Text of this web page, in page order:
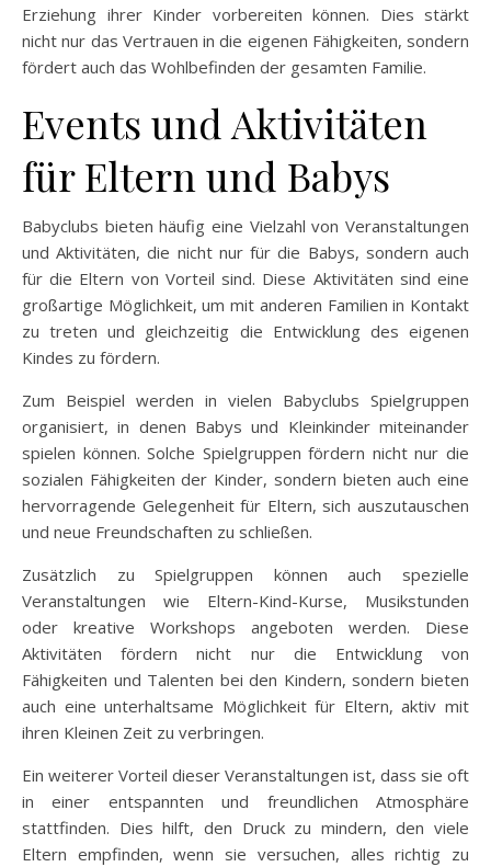
Erziehung ihrer Kinder vorbereiten können. Dies stärkt
nicht nur das Vertrauen in die eigenen Fähigkeiten, sondern
fördert auch das Wohlbefinden der gesamten Familie.
Events und Aktivitäten
für Eltern und Babys
Babyclubs bieten häufig eine Vielzahl von Veranstaltungen
und Aktivitäten, die nicht nur für die Babys, sondern auch
für die Eltern von Vorteil sind. Diese Aktivitäten sind eine
großartige Möglichkeit, um mit anderen Familien in Kontakt
zu treten und gleichzeitig die Entwicklung des eigenen
Kindes zu fördern.
Zum Beispiel werden in vielen Babyclubs Spielgruppen
organisiert, in denen Babys und Kleinkinder miteinander
spielen können. Solche Spielgruppen fördern nicht nur die
sozialen Fähigkeiten der Kinder, sondern bieten auch eine
hervorragende Gelegenheit für Eltern, sich auszutauschen
und neue Freundschaften zu schließen.
Zusätzlich zu Spielgruppen können auch spezielle
Veranstaltungen wie Eltern-Kind-Kurse, Musikstunden
oder kreative Workshops angeboten werden. Diese
Aktivitäten fördern nicht nur die Entwicklung von
Fähigkeiten und Talenten bei den Kindern, sondern bieten
auch eine unterhaltsame Möglichkeit für Eltern, aktiv mit
ihren Kleinen Zeit zu verbringen.
Ein weiterer Vorteil dieser Veranstaltungen ist, dass sie oft
in einer entspannten und freundlichen Atmosphäre
stattfinden. Dies hilft, den Druck zu mindern, den viele
Eltern empfinden, wenn sie versuchen, alles richtig zu